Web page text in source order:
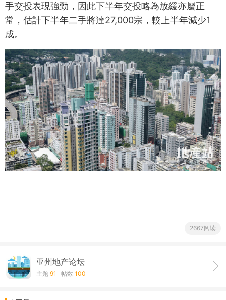
手交投表現強勁，因此下半年交投略為放緩亦屬正
常，估計下半年二手將達27,000宗，較上半年減少1
成。
2667阅读
亚州地产论坛
主题 91 帖数 100